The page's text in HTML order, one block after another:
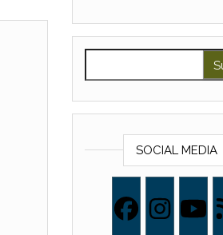
SOCIAL MEDIA